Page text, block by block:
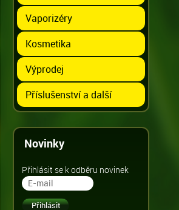
Vaporizéry
Kosmetika
Výprodej
Příslušenství a další
Novinky
Přihlásit se k odběru novinek